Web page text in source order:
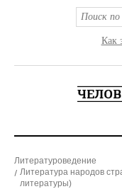
Как
Литературоведение
Литература народов
литературы)